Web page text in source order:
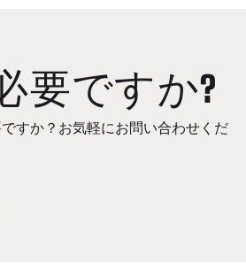
要ですか?
すか？お気軽にお問い合わせくだ